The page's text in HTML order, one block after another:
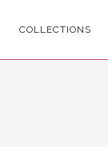
COLLECTIONS